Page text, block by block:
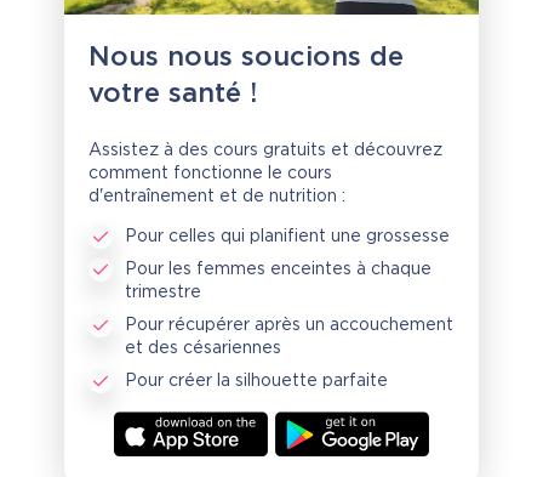
Nous nous soucions de
votre santé !
Assistez à des cours gratuits et découvrez
comment fonctionne le cours
d'entraînement et de nutrition :
Pour celles qui planifient une grossesse
Pour les femmes enceintes à chaque
trimestre
Pour récupérer après un accouchement
et des césariennes
Pour créer la silhouette parfaite